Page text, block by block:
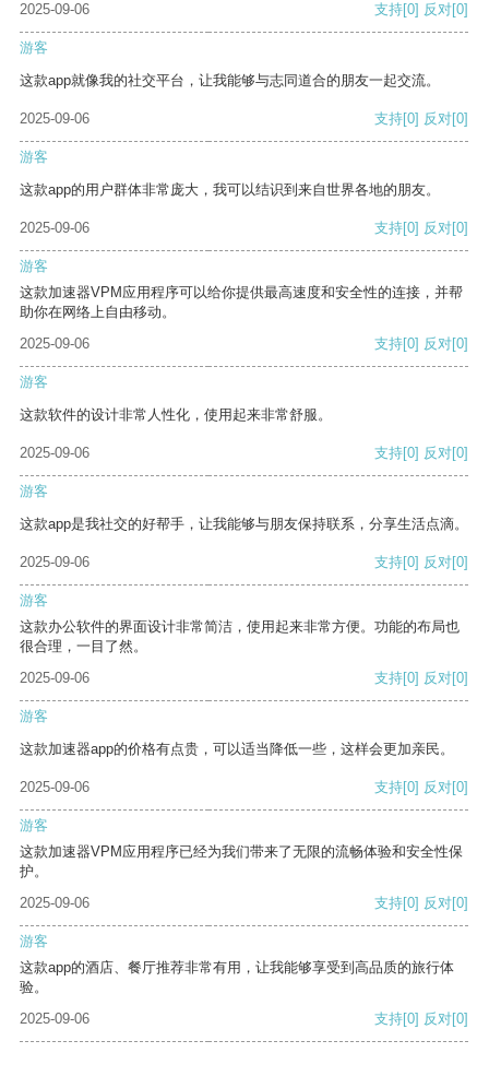
2025-09-06
支持[0] 反对[0]
游客
这款app就像我的社交平台，让我能够与志同道合的朋友一起交流。
2025-09-06 支持[0] 反对[0]
游客
这款app的用户群体非常庞大，我可以结识到来自世界各地的朋友。
2025-09-06 支持[0] 反对[0]
游客
这款加速器VPM应用程序可以给你提供最高速度和安全性的连接，并帮
助你在网络上自由移动。
2025-09-06
支持[0] 反对[0]
游客
这款软件的设计非常人性化，使用起来非常舒服。
2025-09-06 支持[0] 反对[0]
游客
这款app是我社交的好帮手，让我能够与朋友保持联系，分享生活点滴。
2025-09-06 支持[0] 反对[0]
游客
这款办公软件的界面设计非常简洁，使用起来非常方便。功能的布局也
很合理，一目了然。
2025-09-06
支持[0] 反对[0]
游客
这款加速器app的价格有点贵，可以适当降低一些，这样会更加亲民。
2025-09-06 支持[0] 反对[0]
游客
这款加速器VPM应用程序已经为我们带来了无限的流畅体验和安全性保
护。
2025-09-06
支持[0] 反对[0]
游客
这款app的酒店、餐厅推荐非常有用，让我能够享受到高品质的旅行体
验。
2025-09-06
支持[0] 反对[0]